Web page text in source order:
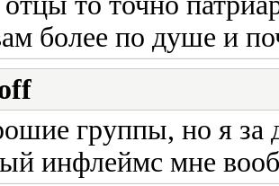
более по душе и
группы, но я за
инфлеймс мне